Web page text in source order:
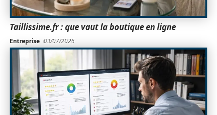
Taillissime.fr : que vaut la boutique en ligne
Entreprise 03/07/2026